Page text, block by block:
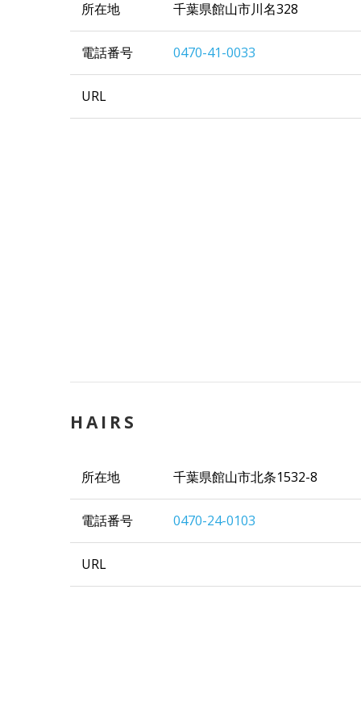
所在地 千葉県館山市川名328
電話番号 0470-41-0033
URL
HAIRS
所在地 千葉県館山市北条1532-8
電話番号 0470-24-0103
URL